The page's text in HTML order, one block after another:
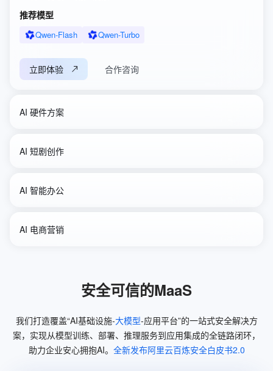
推荐模型
Qwen-Flash Qwen-Turbo
立即体验 合作咨询
AI 硬件方案
个性定制
Qwen3-VL-Flash
AI 短剧创作
短剧生成
AI 智能办公
AI 电商营销
Wan2.6-T2V Wan2.6-I2V-Flash
安全可信的MaaS
我们打造覆盖“AI基础设施-大模型-应用平台”的一站式安全解决方
案，实现从模型训练、部署、推理服务到应用集成的全链路闭环，
助力企业安心拥抱AI。 全新发布阿里云百炼安全白皮书2.0